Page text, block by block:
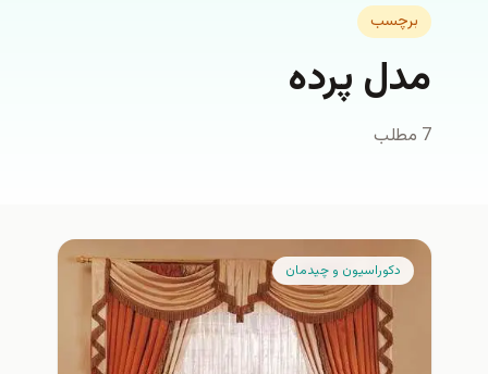
برچسب
مدل پرده
7 مطلب
دكوراسيون و چيدمان